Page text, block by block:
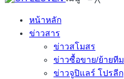
หน้าหลัก
ข่าวสาร
ข่าวสโมสร
ข่าวซื้อขาย/ย้ายทีม
ข่าวจูปิแลร์ โปรลีก